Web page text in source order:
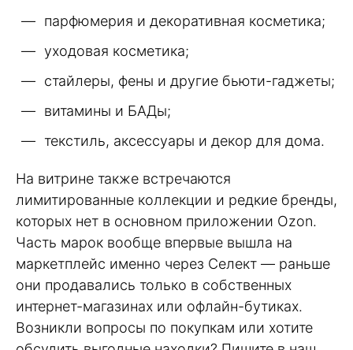
парфюмерия и декоративная косметика;
уходовая косметика;
стайлеры, фены и другие бьюти-гаджеты;
витамины и БАДы;
текстиль, аксессуары и декор для дома.
На витрине также встречаются
лимитированные коллекции и редкие бренды,
которых нет в основном приложении Ozon.
Часть марок вообще впервые вышла на
маркетплейс именно через Селект — раньше
они продавались только в собственных
интернет-магазинах или офлайн-бутиках.
Возникли вопросы по покупкам или хотите